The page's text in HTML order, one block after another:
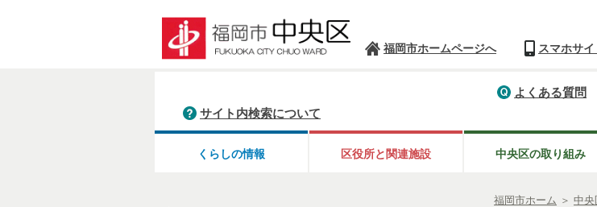
福岡市ホームページへ スマホサ
よくある質問
サイト内検索について
くらしの情報 区役所と 関連施設 中央区の取り組み
福岡市ホーム ＞ 中央